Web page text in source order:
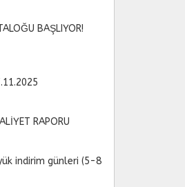
BAŞLIYOR!
RAPORU
indirim günleri (5-8